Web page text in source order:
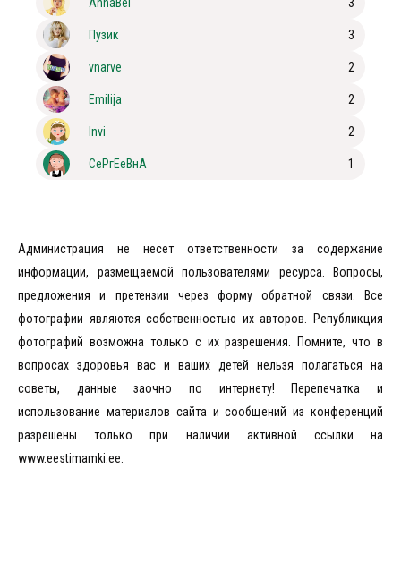
Пузик 3
vnarve 2
Emilija 2
Invi 2
СеРгЕеВнА 1
Администрация не несет ответственности за содержание
информации, размещаемой пользователями ресурса. Вопросы,
предложения и претензии через форму обратной связи. Все
фотографии являются собственностью их авторов. Републикция
фотографий возможна только с их разрешения. Помните, что в
вопросах здоровья вас и ваших детей нельзя полагаться на
советы, данные заочно по интернету! Перепечатка и
использование материалов сайта и сообщений из конференций
разрешены только при наличии активной ссылки на
www.eestimamki.ee.